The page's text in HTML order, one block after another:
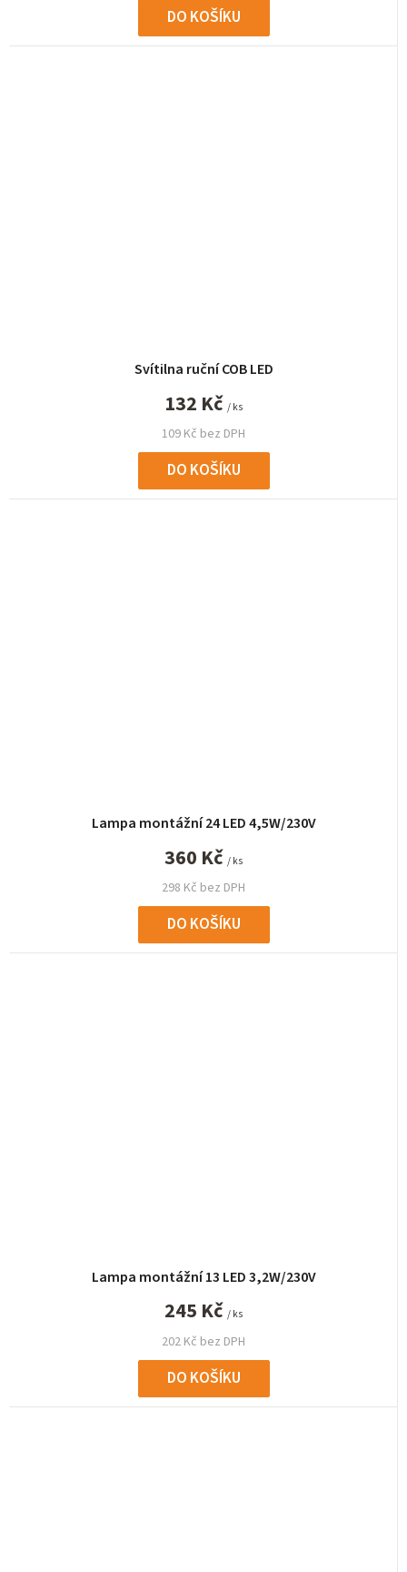
DO KOŠÍKU
Svítilna ruční COB LED
109 Kč bez DPH
132 Kč / ks
DO KOŠÍKU
Lampa montážní 24 LED 4,5W/230V
298 Kč bez DPH
360 Kč / ks
DO KOŠÍKU
Lampa montážní 13 LED 3,2W/230V
202 Kč bez DPH
245 Kč / ks
DO KOŠÍKU